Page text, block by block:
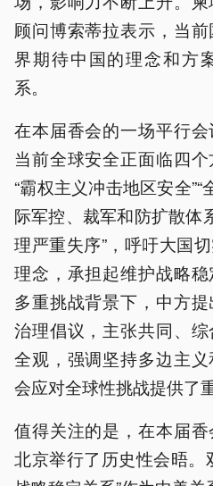
顾问博索蒂拉表示，当
界期待中国的理念和方
系。
在本届香会的一场平行会
当前全球安全正面临四
“霸权主义冲击地区安全”“
际军控、裁军和防扩散体
理严重失序”，呼吁大国
理念，承担起维护战略
多重挑战背景下，中方
治理倡议，主张共同、
全观，强调坚持多边主
会应对全球性挑战提供了
值得关注的是，在本届
北京举行了历史性会晤。